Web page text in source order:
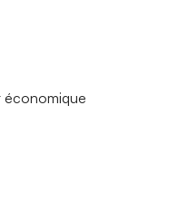
économique